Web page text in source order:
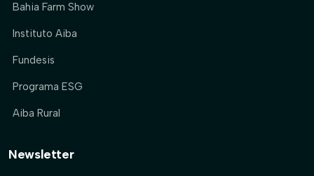
Bahia Farm Show
Instituto Aiba
Fundesis
Programa ESG
Aiba Rural
Newsletter